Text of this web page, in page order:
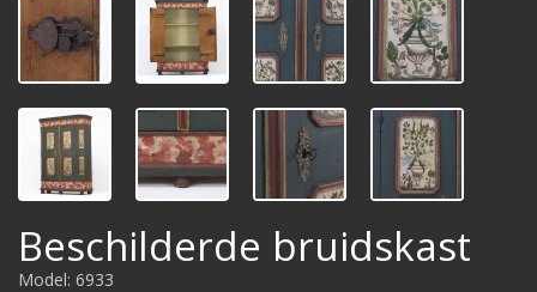
Beschilderde bruidskast
Model: 6933